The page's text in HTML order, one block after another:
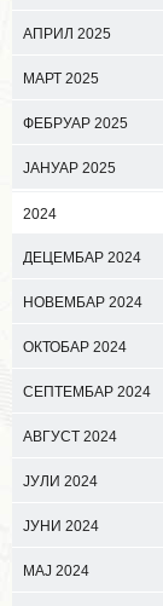
АПРИЛ 2025
МАРТ 2025
ФЕБРУАР 2025
ЈАНУАР 2025
2024
ДЕЦЕМБАР 2024
НОВЕМБАР 2024
ОКТОБАР 2024
СЕПТЕМБАР 2024
АВГУСТ 2024
ЈУЛИ 2024
ЈУНИ 2024
МАЈ 2024